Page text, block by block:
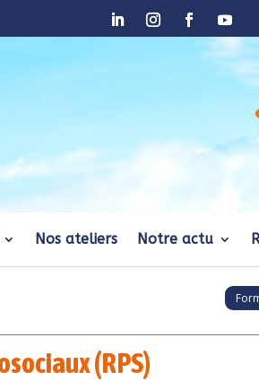
Nos ateliers Notre actu
(RPS)